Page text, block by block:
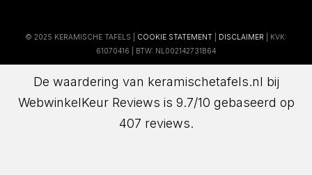
© 2025 KERAMISCHE TAFELS | COOKIE STATEMENT DISCLAIMER | KVK:
61070416 | BTW: NL002142731B64
De waardering van keramischetafels.nl bij
WebwinkelKeur Reviews is 9.7/10 gebaseerd op
407 reviews.